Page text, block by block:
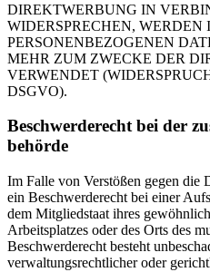
DIREKTWERBUNG IN
WIDERSPRECHEN, WERDEN
PERSONENBEZOGENEN
MEHR ZUM ZWECKE DER
VERWENDET
DSGVO).
Beschwerde­recht bei der
behörde
Im Falle von Verstößen gegen die
ein Beschwerderecht bei einer
dem Mitgliedstaat ihres
Arbeitsplatzes oder des Orts des
Beschwerderecht besteht
verwaltungsrechtlicher oder